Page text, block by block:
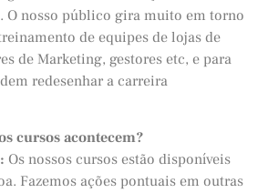
O nosso público gira muito em torno
de equipes de lojas de
de Marketing, gestores etc, e para
redesenhar a carreira
cursos acontecem?
Os nossos cursos estão disponíveis
Fazemos ações pontuais em outras